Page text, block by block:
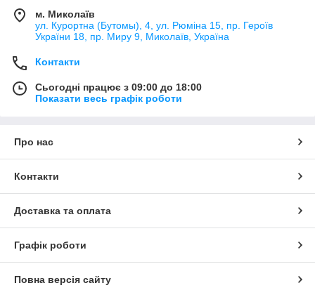
м. Миколаїв
ул. Курортна (Бутомы), 4, ул. Рюміна 15, пр. Героїв
України 18, пр. Миру 9, Миколаїв, Україна
Контакти
Сьогодні працює з 09:00 до 18:00
Показати весь графік роботи
Про нас
Контакти
Доставка та оплата
Графік роботи
Повна версія сайту